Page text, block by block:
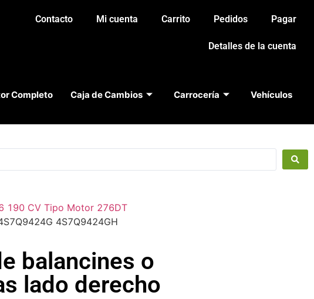
Contacto Mi cuenta Carrito Pedidos Pagar
Detalles de la cuenta
Completo Caja de Cambios Carrocería Vehículos
190 CV Tipo Motor 276DT
4S7Q9424GH
balancines o
lado derecho